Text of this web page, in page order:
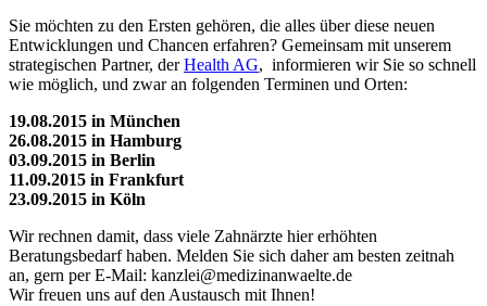
Sie möchten zu den Ersten gehören, die alles über diese neuen
Entwicklungen und Chancen erfahren? Gemeinsam mit unserem
strategischen Partner, derHealth AG, informieren wir Sie so schnell
wie möglich, und zwar an folgenden Terminen und Orten:
19.08.2015 in München
26.08.2015 in Hamburg
03.09.2015 in Berlin
11.09.2015 in Frankfurt
23.09.2015 in Köln
Wir rechnen damit, dass viele Zahnärzte hier erhöhten
Beratungsbedarf haben. Melden Sie sich daher am besten zeitnah
an, gern per E-Mail: kanzlei@medizinanwaelte.de
Wir freuen uns auf den Austausch mit Ihnen!